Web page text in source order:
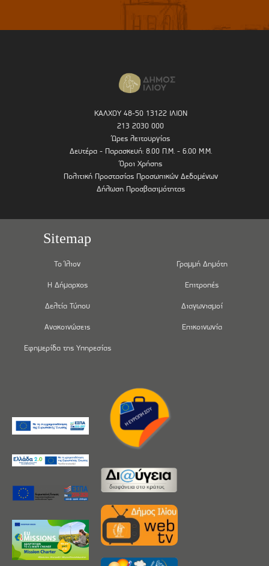
ΚΑΛΧΟΥ 48-50 13122 ΙΛΙΟΝ
213 2030 000
Ώρες λειτουργίας
Δευτέρα - Παρασκευή: 8.00 Π.Μ. - 6.00 Μ.Μ.
Όροι Χρήσης
Πολιτική Προστασίας Προσωπικών Δεδομένων
Δήλωση Προσβασιμότητας
Sitemap
Το Ίλιον
Η Δήμαρχος
Δελτία Τύπου
Ανακοινώσεις
Εφημερίδα της Υπηρεσίας
Γραμμή Δημότη
Επιτροπές
Διαγωνισμοί
Επικοινωνία